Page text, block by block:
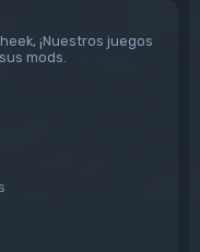
¡Nuestros juegos
mods.